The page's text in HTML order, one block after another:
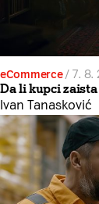
eCommerce/ 7. 8.
Da li kupci
Ivan Tanasković